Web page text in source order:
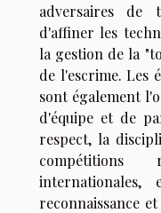
adversaires de
d'affiner les
la gestion de la
de l'escrime. Les
sont également
d'équipe et de
respect, la
compétitions
reconnaissance